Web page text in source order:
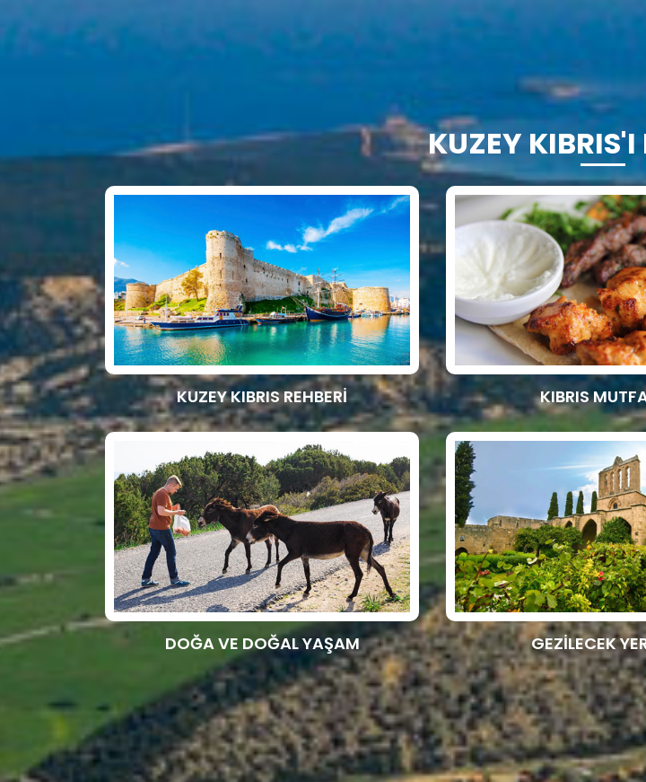
KUZEY KIBRIS'I
KUZEY KIBRIS REHBERİ KIBRIS
DOĞA VE DOĞAL YAŞAM GEZİLECEK